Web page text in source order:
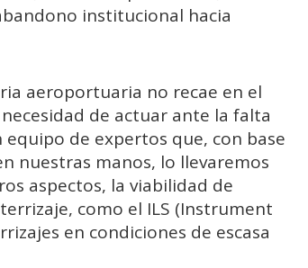
institucional hacia
aeroportuaria no recae en el
de actuar ante la falta
de expertos que, con base
nuestras manos, lo llevaremos
aspectos, la viabilidad de
como el ILS (Instrument
en condiciones de escasa